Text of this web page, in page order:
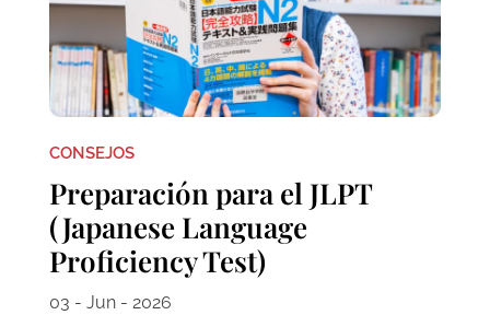
CONSEJOS
Preparación para el JLPT
(Japanese Language
Proficiency Test)
03 - Jun - 2026